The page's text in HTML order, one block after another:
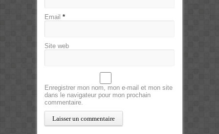
Email *
Site web
Enregistrer mon nom, mon e-mail et mon site
dans le navigateur pour mon prochain
commentaire.